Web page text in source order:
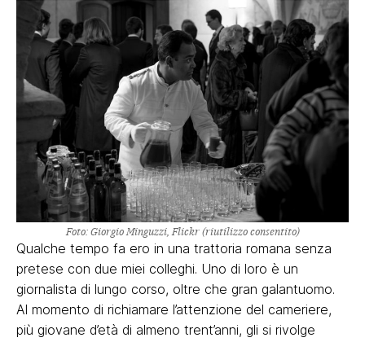
Foto: Giorgio Minguzzi, Flickr (riutilizzo consentito)
Qualche tempo fa ero in una trattoria romana senza
pretese con due miei colleghi. Uno di loro è un
giornalista di lungo corso, oltre che gran galantuomo.
Al momento di richiamare l’attenzione del cameriere,
più giovane d’età di almeno trent’anni, gli si rivolge